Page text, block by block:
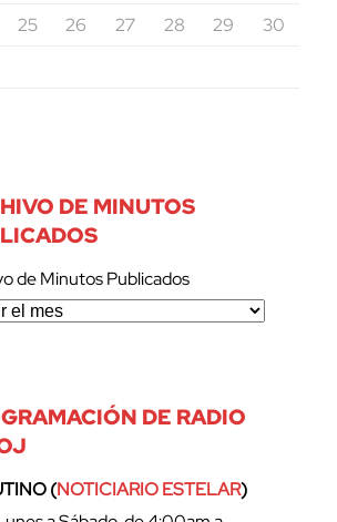
25 26 27 28 29
30
DE MINUTOS
de Minutos Publicados
DE RADIO
(NOTICIARIO ESTELAR)